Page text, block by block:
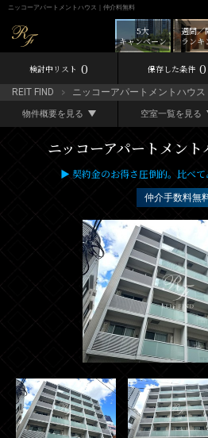
ニッコーアパートメントハウス｜仲介料無料
週間／
ランキ
5大
キャンペーン
検討中リスト 0 保存した条件 0
REIT FIND ニッコーアパートメントハウス
物件概要を見る 空室一覧を見る
ニッコーアパートメント
▶ 契約金のお得さ圧倒的。比べ
仲介手数料無